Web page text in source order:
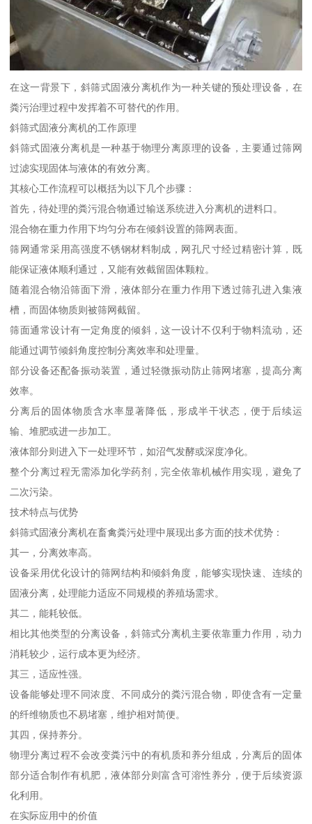
在这一背景下，斜筛式固液分离机作为一种关键的预处理设备，在
粪污治理过程中发挥着不可替代的作用。
斜筛式固液分离机的工作原理
斜筛式固液分离机是一种基于物理分离原理的设备，主要通过筛网
过滤实现固体与液体的有效分离。
其核心工作流程可以概括为以下几个步骤：
首先，待处理的粪污混合物通过输送系统进入分离机的进料口。
混合物在重力作用下均匀分布在倾斜设置的筛网表面。
筛网通常采用高强度不锈钢材料制成，网孔尺寸经过精密计算，既
能保证液体顺利通过，又能有效截留固体颗粒。
随着混合物沿筛面下滑，液体部分在重力作用下透过筛孔进入集液
槽，而固体物质则被筛网截留。
筛面通常设计有一定角度的倾斜，这一设计不仅利于物料流动，还
能通过调节倾斜角度控制分离效率和处理量。
部分设备还配备振动装置，通过轻微振动防止筛网堵塞，提高分离
效率。
分离后的固体物质含水率显著降低，形成半干状态，便于后续运
输、堆肥或进一步加工。
液体部分则进入下一处理环节，如沼气发酵或深度净化。
整个分离过程无需添加化学药剂，完全依靠机械作用实现，避免了
二次污染。
技术特点与优势
斜筛式固液分离机在畜禽粪污处理中展现出多方面的技术优势：
其一，分离效率高。
设备采用优化设计的筛网结构和倾斜角度，能够实现快速、连续的
固液分离，处理能力适应不同规模的养殖场需求。
其二，能耗较低。
相比其他类型的分离设备，斜筛式分离机主要依靠重力作用，动力
消耗较少，运行成本更为经济。
其三，适应性强。
设备能够处理不同浓度、不同成分的粪污混合物，即使含有一定量
的纤维物质也不易堵塞，维护相对简便。
其四，保持养分。
物理分离过程不会改变粪污中的有机质和养分组成，分离后的固体
部分适合制作有机肥，液体部分则富含可溶性养分，便于后续资源
化利用。
在实际应用中的价值